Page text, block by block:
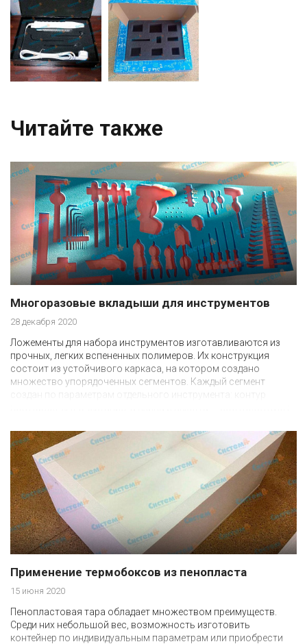
Читайте также
Многоразовые вкладыши для инструментов
28 декабря 2020
Ложементы для набора инструментов изготавливаются из
прочных, легких вспененных полимеров. Их конструкция
состоит из устойчивого каркаса, на котором создано
множество упорядоченных сегментов. Каждый сегмент
создан по параметрам отдельного инструмента: контур
Применение термобоксов из пенопласта
15 июня 2020
Пенопластовая тара обладает множеством преимуществ.
Среди них небольшой вес, возможность изготовить
контейнер по индивидуальным параметрам или приобрести